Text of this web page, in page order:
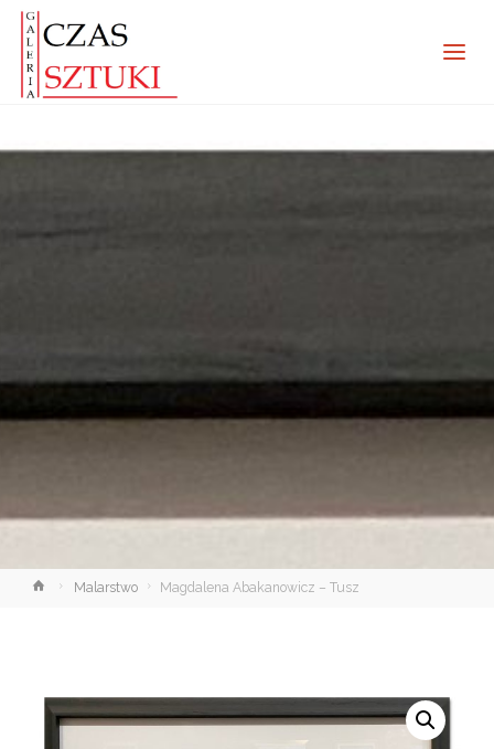
StronaMalarstwo Magdalena Abakanowicz – Tusz